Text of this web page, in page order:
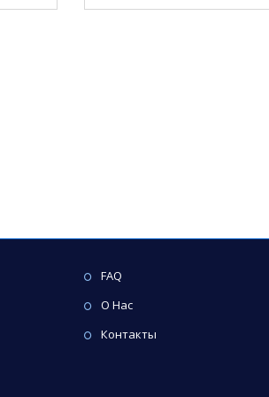
FAQ
О Нас
Контакты